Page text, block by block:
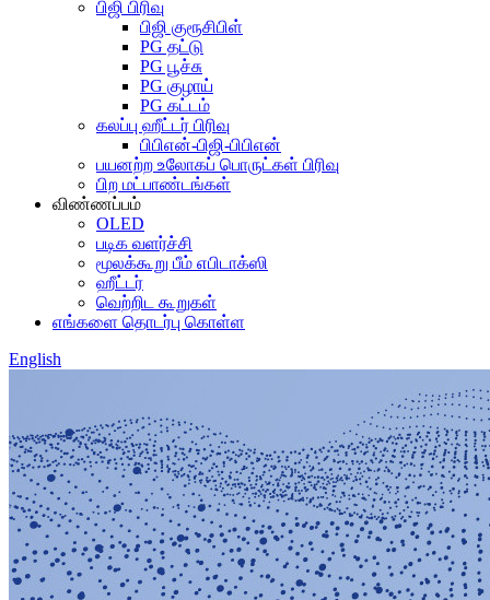
பிஜி பிரிவு
பிஜி குரூசிபிள்
PG தட்டு
PG பூச்சு
PG குழாய்
PG கட்டம்
கலப்பு ஹீட்டர் பிரிவு
பிபிஎன்-பிஜி-பிபிஎன்
பயனற்ற உலோகப் பொருட்கள் பிரிவு
பிற மட்பாண்டங்கள்
விண்ணப்பம்
OLED
படிக வளர்ச்சி
மூலக்கூறு பீம் எபிடாக்ஸி
ஹீட்டர்
வெற்றிட கூறுகள்
எங்களை தொடர்பு கொள்ள
English